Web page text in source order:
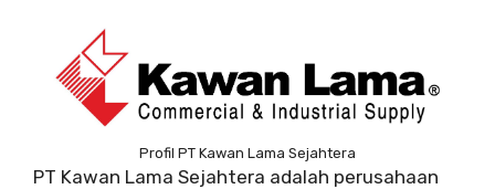
Profil PT Kawan Lama Sejahtera
PT Kawan Lama Sejahtera adalah perusahaan